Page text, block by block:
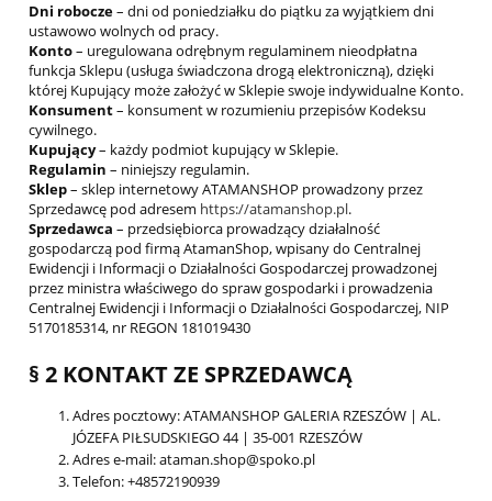
Dni robocze– dni od poniedziałku do piątku za wyjątkiem dni
ustawowo wolnych od pracy.
Konto– uregulowana odrębnym regulaminem nieodpłatna
funkcja Sklepu (usługa świadczona drogą elektroniczną), dzięki
której Kupujący może założyć w Sklepie swoje indywidualne Konto.
Konsument– konsument w rozumieniu przepisów Kodeksu
cywilnego.
Kupujący– każdy podmiot kupujący w Sklepie.
Regulamin – niniejszy regulamin.
Sklep– sklep internetowy ATAMANSHOP prowadzony przez
Sprzedawcę pod adresem https://atamanshop.pl.
Sprzedawca – przedsiębiorca prowadzący działalność
gospodarczą pod firmą AtamanShop, wpisany do Centralnej
Ewidencji i Informacji o Działalności Gospodarczej prowadzonej
przez ministra właściwego do spraw gospodarki i prowadzenia
Centralnej Ewidencji i Informacji o Działalności Gospodarczej, NIP
5170185314, nr REGON 181019430
§ 2 KONTAKT ZE SPRZEDAWCĄ
Adres pocztowy: ATAMANSHOP GALERIA RZESZÓW | AL.
JÓZEFA PIŁSUDSKIEGO 44 | 35-001 RZESZÓW
Adres e-mail: ataman.shop@spoko.pl
Telefon: +48572190939